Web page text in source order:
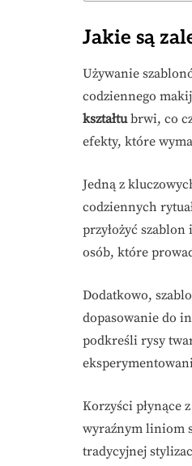
Jakie są
Używanie
codziennego
kształtubrwi, co
efekty, które
Jedną z
codziennych
przyłożyć
osób, które
Dodatkowo,
dopasowanie do
podkreśli rysy
Korzyści płynące
wyraźnym liniom
tradycyjnej